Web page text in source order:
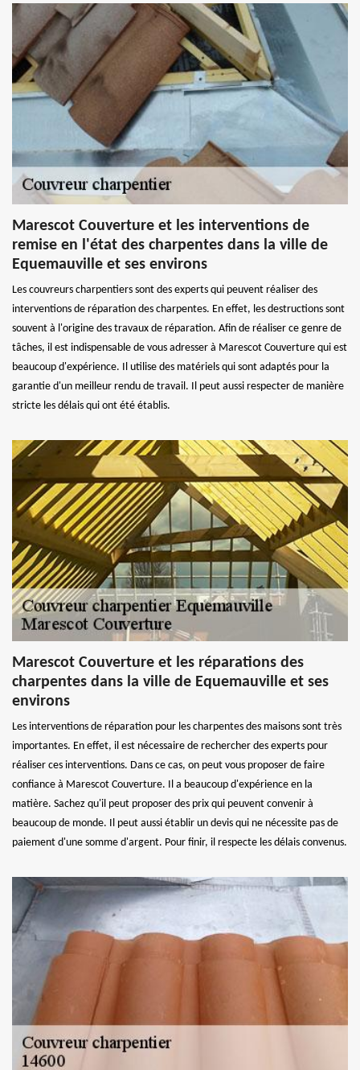
Marescot Couverture et les interventions de
remise en l'état des charpentes dans la ville de
Equemauville et ses environs
Les couvreurs charpentiers sont des experts qui peuvent réaliser des
interventions de réparation des charpentes. En effet, les destructions sont
souvent à l'origine des travaux de réparation. Afin de réaliser ce genre de
tâches, il est indispensable de vous adresser à Marescot Couverture qui est
beaucoup d'expérience. Il utilise des matériels qui sont adaptés pour la
garantie d'un meilleur rendu de travail. Il peut aussi respecter de manière
stricte les délais qui ont été établis.
Marescot Couverture et les réparations des
charpentes dans la ville de Equemauville et ses
environs
Les interventions de réparation pour les charpentes des maisons sont très
importantes. En effet, il est nécessaire de rechercher des experts pour
réaliser ces interventions. Dans ce cas, on peut vous proposer de faire
confiance à Marescot Couverture. Il a beaucoup d'expérience en la
matière. Sachez qu'il peut proposer des prix qui peuvent convenir à
beaucoup de monde. Il peut aussi établir un devis qui ne nécessite pas de
paiement d'une somme d'argent. Pour finir, il respecte les délais convenus.